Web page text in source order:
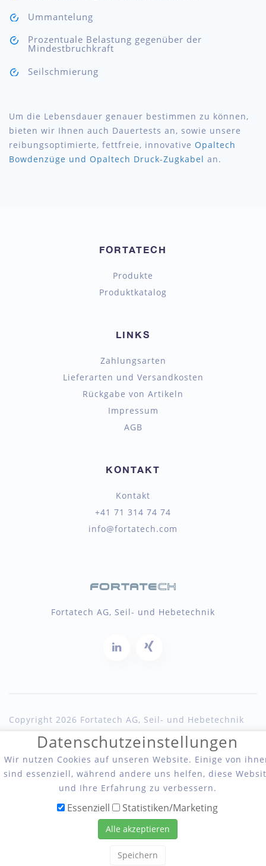
Ummantelung
Prozentuale Belastung gegenüber der
Mindestbruchkraft
Seilschmierung
Um die Lebensdauer genauer bestimmen zu können,
bieten wir Ihnen auch Dauertests an, sowie unsere
reibungsoptimierte, fettfreie, innovative Opaltech
Bowdenzüge und Opaltech Druck-Zugkabel an.
FORTATECH
Produkte
Produktkatalog
LINKS
Zahlungsarten
Lieferarten und Versandkosten
Rückgabe von Artikeln
Impressum
AGB
KONTAKT
Kontakt
+41 71 314 74 74
info@fortatech.com
Fortatech AG, Seil- und Hebetechnik
Copyright 2026 Fortatech AG, Seil- und Hebetechnik
Datenschutzeinstellungen
Wir nutzen Cookies auf unseren Website. Einige von
sind essenziell, während andere uns helfen, diese
und Ihre Erfahrung zu verbessern.
Essenziell Statistiken/Marketing
Alle akzeptieren
Speichern